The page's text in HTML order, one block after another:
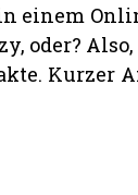
einem
oder?
Kurzer